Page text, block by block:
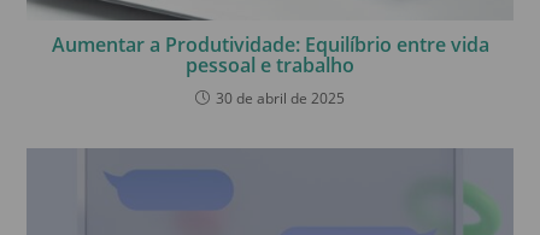
Aumentar a Produtividade: Equilíbrio entre vida
pessoal e trabalho
30 de abril de 2025